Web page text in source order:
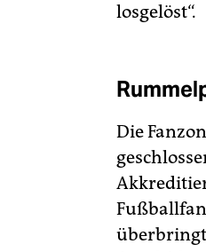
losgelöst“.
Die